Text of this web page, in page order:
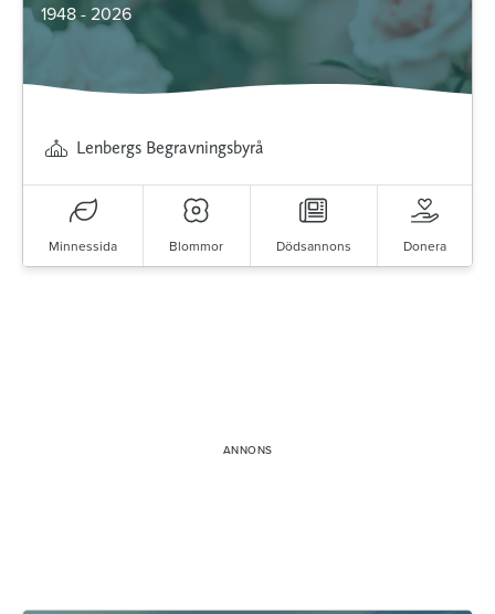
1948 - 2026
Lenbergs Begravningsbyrå
Minnessida Blommor Dödsannons Donera